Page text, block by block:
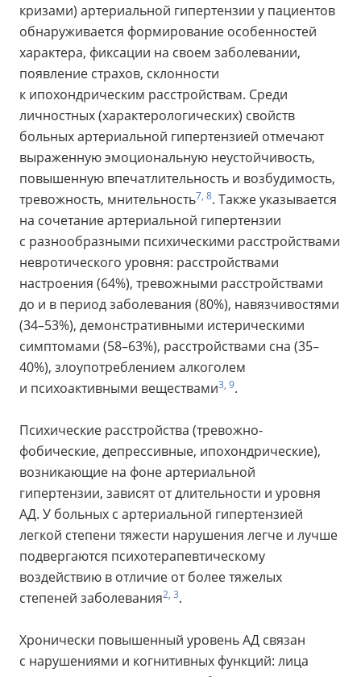
кризами) артериальной гипертензии у пациентов
обнаруживается формирование особенностей
характера, фиксации на своем заболевании,
появление страхов, склонности
к ипохондрическим расстройствам. Среди
личностных (характерологических) свойств
больных артериальной гипертензией отмечают
выраженную эмоциональную неустойчивость,
повышенную впечатлительность и возбудимость,
тревожность, мнительность7, 8. Также указывается
на сочетание артериальной гипертензии
с разнообразными психическими расстройствами
невротического уровня: расстройствами
настроения (64%), тревожными расстройствами
до и в период заболевания (80%), навязчивостями
(34–53%), демонстративными истерическими
симптомами (58–63%), расстройствами сна (35–
40%), злоупотреблением алкоголем
и психоактивными веществами3, 9.
Психические расстройства (тревожно-
фобические, депрессивные, ипохондрические),
возникающие на фоне артериальной
гипертензии, зависят от длительности и уровня
АД. У больных с артериальной гипертензией
легкой степени тяжести нарушения легче и лучше
подвергаются психотерапевтическому
воздействию в отличие от более тяжелых
степеней заболевания2, 3.
Хронически повышенный уровень АД связан
с нарушениями и когнитивных функций: лица